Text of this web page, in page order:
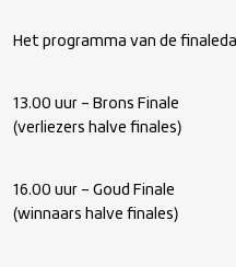
Het programma van de
13.00 uur – Brons Finale
(verliezers halve finales)
16.00 uur – Goud Finale
(winnaars halve finales)